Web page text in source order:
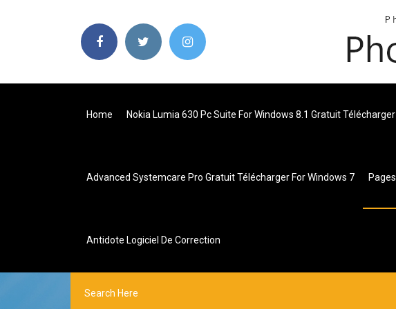
Home Nokia Lumia 630 Pc Suite For Windows 8.1 Gratuit Télécharger
Advanced Systemcare Pro Gratuit Télécharger For Windows 7 Pages
Antidote Logiciel De Correction